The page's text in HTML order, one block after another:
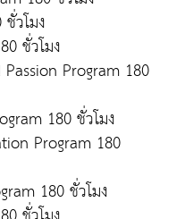
วโมง
ชั่วโมง
Program 180
180 ชั่วโมง
Program 180
180 ชั่วโมง